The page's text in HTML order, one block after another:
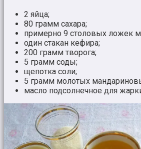
2 яйца;
80 грамм сахара;
примерно 9 столовых ложек
один стакан кефира;
200 грамм творога;
5 грамм соды;
щепотка соли;
5 грамм молотых
масло подсолнечное для